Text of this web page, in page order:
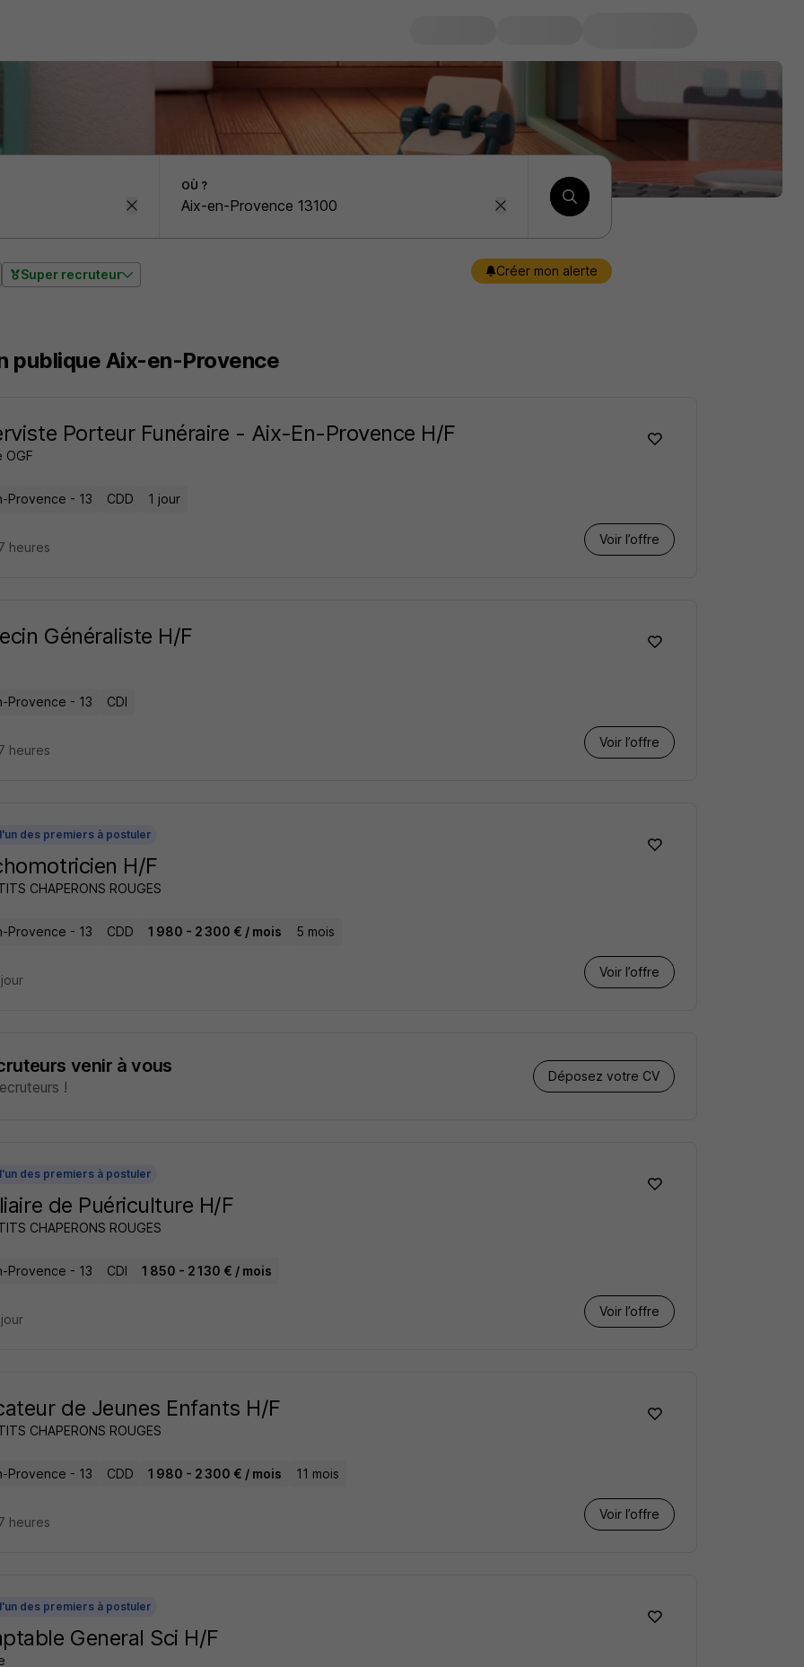
OÙ ?
Super recruteur Créer mon alerte
publique Aix-en-Provence
Porteur Funéraire - Aix-En-Provence H/F
OGF
Provence - 13 CDD 1 jour
Voir l’offre
heures
Généraliste H/F
Provence - 13 CDI
Voir l’offre
heures
des premiers à postuler
H/F
CHAPERONS ROUGES
Provence - 13 CDD 1 980 - 2 300 € / mois 5 mois
Voir l’offre
venir à vous
!
Déposez votre CV
des premiers à postuler
de Puériculture H/F
CHAPERONS ROUGES
Provence - 13 CDI 1 850 - 2 130 € / mois
Voir l’offre
de Jeunes Enfants H/F
CHAPERONS ROUGES
Provence - 13 CDD 1 980 - 2 300 € / mois 11 mois
Voir l’offre
heures
des premiers à postuler
General Sci H/F